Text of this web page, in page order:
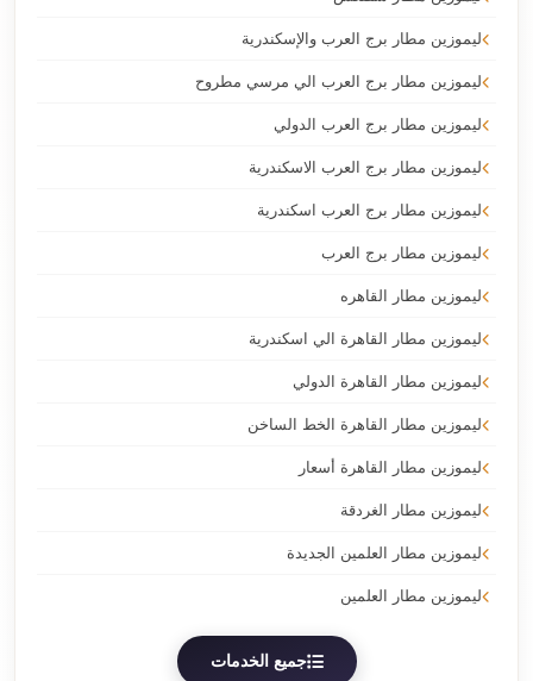
ليموزين مطار برج العرب والإسكندرية
ليموزين مطار برج العرب الي مرسي مطروح
ليموزين مطار برج العرب الدولي
ليموزين مطار برج العرب الاسكندرية
ليموزين مطار برج العرب اسكندرية
ليموزين مطار برج العرب
ليموزين مطار القاهره
ليموزين مطار القاهرة الي اسكندرية
ليموزين مطار القاهرة الدولي
ليموزين مطار القاهرة الخط الساخن
ليموزين مطار القاهرة أسعار
ليموزين مطار الغردقة
ليموزين مطار العلمين الجديدة
ليموزين مطار العلمين
جميع الخدمات